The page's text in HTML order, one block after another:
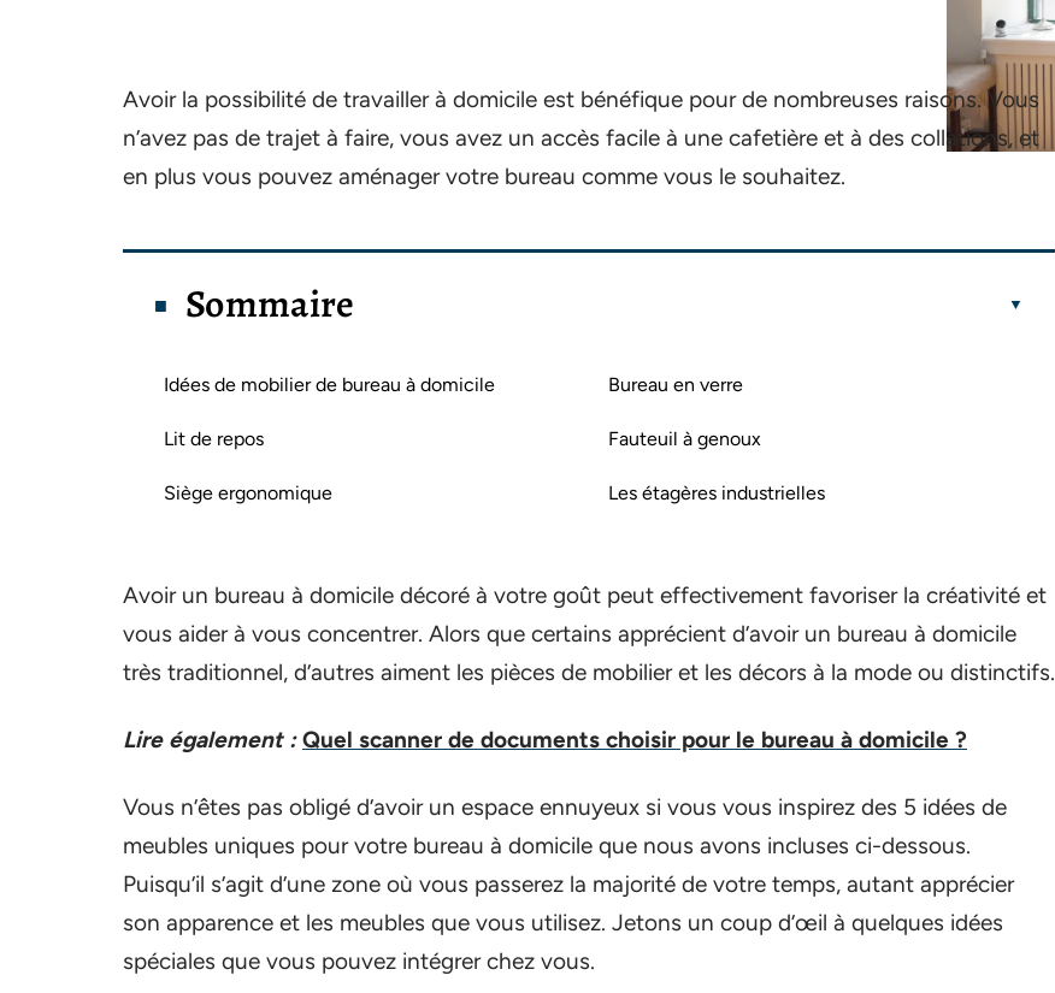
Avoir la possibilité de travailler à domicile est bénéfique pour de nombreuses raisons. Vous
n’avez pas de trajet à faire, vous avez un accès facile à une cafetière et à des collations, et
en plus vous pouvez aménager votre bureau comme vous le souhaitez.
Sommaire
Idées de mobilier de bureau à domicile
Lit de repos
Siège ergonomique
Bureau en verre
Fauteuil à genoux
Les étagères industrielles
Avoir un bureau à domicile décoré à votre goût peut effectivement favoriser la créativité et
vous aider à vous concentrer. Alors que certains apprécient d’avoir un bureau à domicile
très traditionnel, d’autres aiment les pièces de mobilier et les décors à la mode ou distinctifs.
Lire également : Quel scanner de documents choisir pour le bureau à domicile ?
Vous n’êtes pas obligé d’avoir un espace ennuyeux si vous vous inspirez des 5 idées de
meubles uniques pour votre bureau à domicile que nous avons incluses ci-dessous.
Puisqu’il s’agit d’une zone où vous passerez la majorité de votre temps, autant apprécier
son apparence et les meubles que vous utilisez. Jetons un coup d’œil à quelques idées
spéciales que vous pouvez intégrer chez vous.